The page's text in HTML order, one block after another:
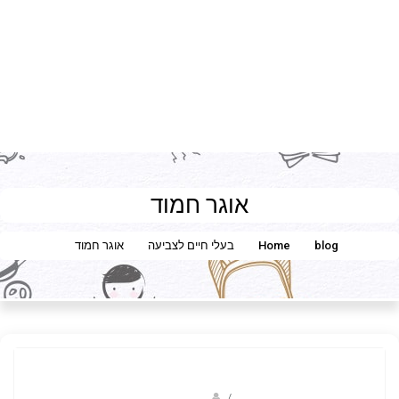
אוגר חמוד
Home blog בעלי חיים לצביעה אוגר חמוד